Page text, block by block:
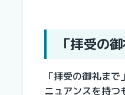
「拝受の
「拝受の御礼ま
ニュアンスを持つ